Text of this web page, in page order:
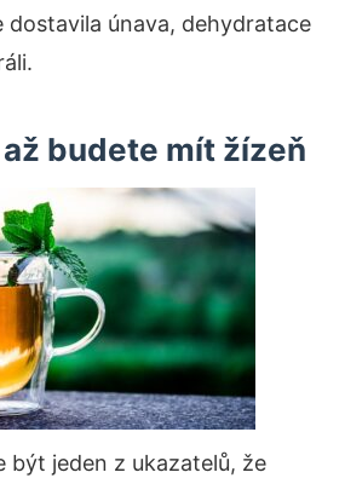
dostavila únava, dehydratace
budete mít žízeň
být jeden z ukazatelů, že